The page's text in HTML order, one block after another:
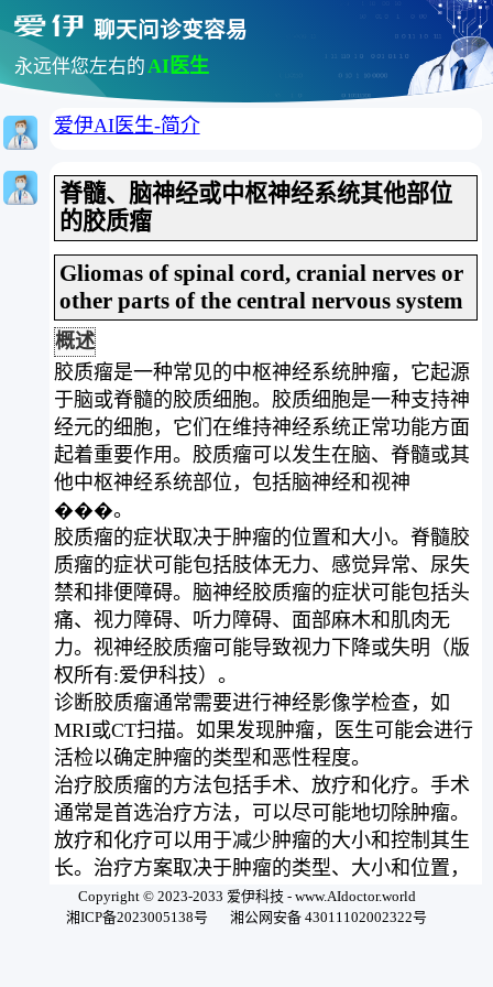
聊天问诊变容易
永远伴您左右的AI医生
爱伊AI医生-简介
脊髓、脑神经或中枢神经系统其他部位
的胶质瘤
Gliomas of spinal cord, cranial nerves or
other parts of the central nervous system
概述
胶质瘤是一种常见的中枢神经系统肿瘤，它起源
于脑或脊髓的胶质细胞。胶质细胞是一种支持神
经元的细胞，它们在维持神经系统正常功能方面
起着重要作用。胶质瘤可以发生在脑、脊髓或其
他中枢神经系统部位，包括脑神经和视神
���。
胶质瘤的症状取决于肿瘤的位置和大小。脊髓胶
质瘤的症状可能包括肢体无力、感觉异常、尿失
禁和排便障碍。脑神经胶质瘤的症状可能包括头
痛、视力障碍、听力障碍、面部麻木和肌肉无
力。视神经胶质瘤可能导致视力下降或失明（版
权所有:爱伊科技）。
诊断胶质瘤通常需要进行神经影像学检查，如
MRI或CT扫描。如果发现肿瘤，医生可能会进行
活检以确定肿瘤的类型和恶性程度。
治疗胶质瘤的方法包括手术、放疗和化疗。手术
通常是首选治疗方法，可以尽可能地切除肿瘤。
放疗和化疗可以用于减少肿瘤的大小和控制其生
长。治疗方案取决于肿瘤的类型、大小和位置，
以及患者的年龄和健康状况。
胶质瘤的预后取决于肿瘤的类型、恶性程度和治
Copyright © 2023-2033 爱伊科技 - www.AIdoctor.world
湘ICP备2023005138号
湘公网安备 43011102002322号